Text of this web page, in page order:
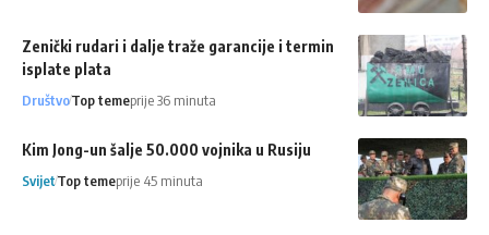
Zenički rudari i dalje traže garancije i termin
isplate plata
DruštvoTop temeprije 36 minuta
Kim Jong-un šalje 50.000 vojnika u Rusiju
SvijetTop temeprije 45 minuta